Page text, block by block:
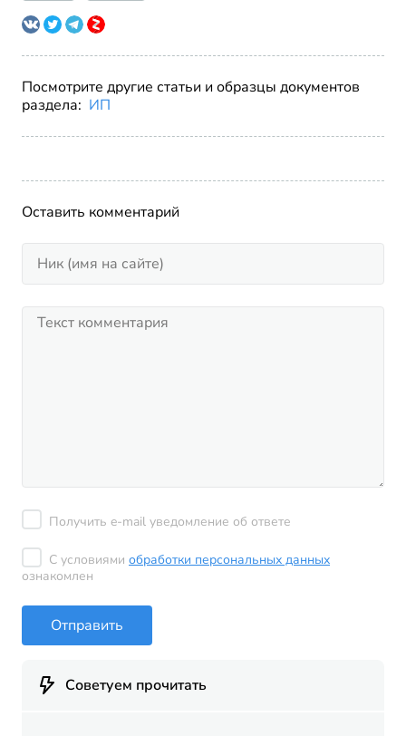
Посмотрите другие статьи и образцы документов
раздела: ИП
Оставить комментарий
Получить e-mail уведомление об ответе
С условиями обработки персональных данных
ознакомлен
Отправить
Советуем прочитать